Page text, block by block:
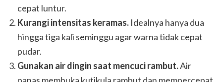
cepat luntur.
Kurangi intensitas keramas. Idealnya hanya dua
hingga tiga kali seminggu agar warna tidak cepat
pudar.
Gunakan air dingin saat mencuci rambut.Air